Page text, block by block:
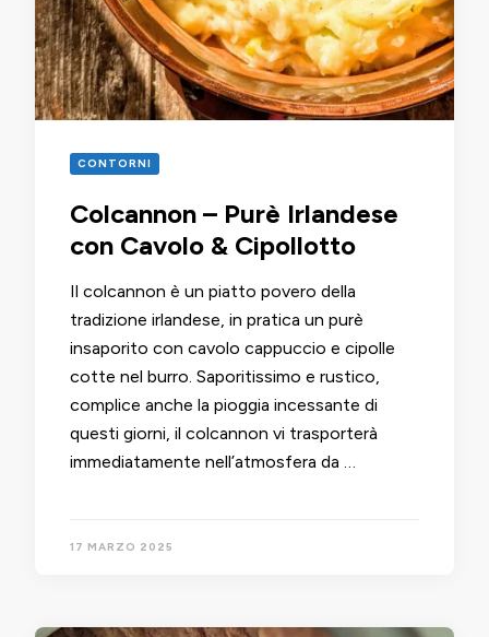
CONTORNI
Colcannon – Purè Irlandese
con Cavolo & Cipollotto
Il colcannon è un piatto povero della
tradizione irlandese, in pratica un purè
insaporito con cavolo cappuccio e cipolle
cotte nel burro. Saporitissimo e rustico,
complice anche la pioggia incessante di
questi giorni, il colcannon vi trasporterà
immediatamente nell’atmosfera da …
17 MARZO 2025